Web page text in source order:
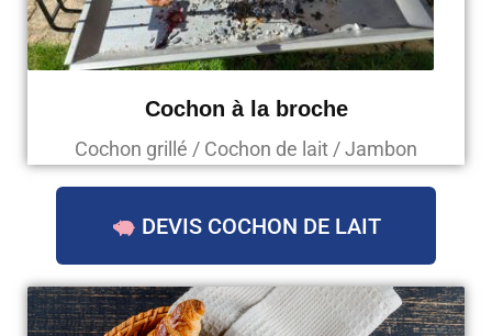
Cochon à la broche
Cochon grillé / Cochon de lait / Jambon
DEVIS COCHON DE LAIT